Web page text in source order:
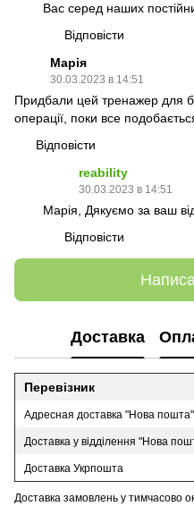
Вас серед наших
Відповісти
Марія
30.03.2023 в 14:51
Придбали цей тренажер для
операції, поки все
Відповісти
reability
30.03.2023 в 14:51
Марія, Дякуємо за ваш
Відповісти
Доставка
Перевізник
Адресная доставка "Нова пошта"
Доставка у відділення "Нова
Доставка Укрпошта
Доставка замовлень у тимчасово